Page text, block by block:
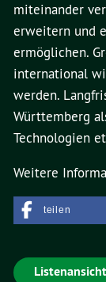
miteinander
erweitern und
ermöglichen.
international
werden.
Württemberg
Technologien
Weitere
teilen
Listenansicht